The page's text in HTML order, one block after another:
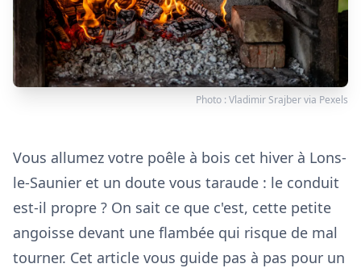
Photo :Vladimir Srajbervia Pexels
Vous allumez votre poêle à bois cet hiver à Lons-
le-Saunier et un doute vous taraude : le conduit
est-il propre ? On sait ce que c'est, cette petite
angoisse devant une flambée qui risque de mal
tourner. Cet article vous guide pas à pas pour un